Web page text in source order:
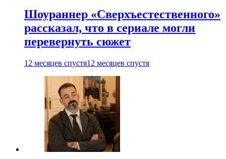
Шоураннер «Сверхъестественного»
рассказал, что в сериале могли
перевернуть сюжет
12 месяцев спустя12 месяцев спустя